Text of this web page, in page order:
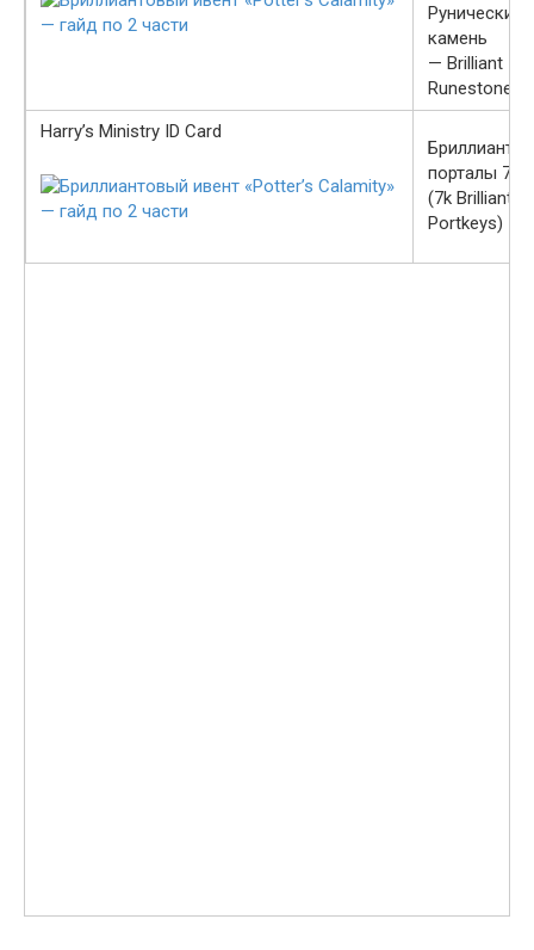
Рунический
камень
— Brilliant
Runestone)
Harry’s Ministry ID Card
порталы 7
(7k Brilliant
Portkeys)